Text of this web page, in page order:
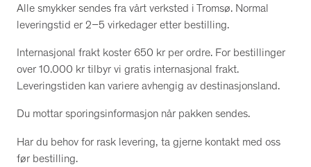
Alle smykker sendes fra vårt verksted i Tromsø. Normal
leveringstid er 2–5 virkedager etter bestilling.
Internasjonal frakt koster 650 kr per ordre. For bestillinger
over 10.000 kr tilbyr vi gratis internasjonal frakt.
Leveringstiden kan variere avhengig av destinasjonsland.
Du mottar sporingsinformasjon når pakken sendes.
Har du behov for rask levering, ta gjerne kontakt med oss
før bestilling.